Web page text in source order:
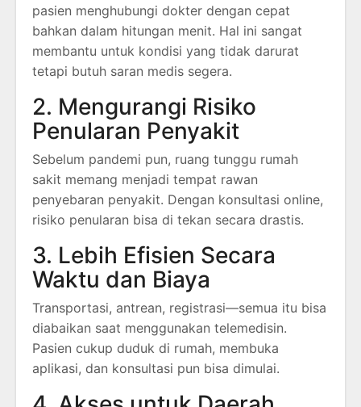
pasien menghubungi dokter dengan cepat
bahkan dalam hitungan menit. Hal ini sangat
membantu untuk kondisi yang tidak darurat
tetapi butuh saran medis segera.
2. Mengurangi Risiko
Penularan Penyakit
Sebelum pandemi pun, ruang tunggu rumah
sakit memang menjadi tempat rawan
penyebaran penyakit. Dengan konsultasi online,
risiko penularan bisa di tekan secara drastis.
3. Lebih Efisien Secara
Waktu dan Biaya
Transportasi, antrean, registrasi—semua itu bisa
diabaikan saat menggunakan telemedisin.
Pasien cukup duduk di rumah, membuka
aplikasi, dan konsultasi pun bisa dimulai.